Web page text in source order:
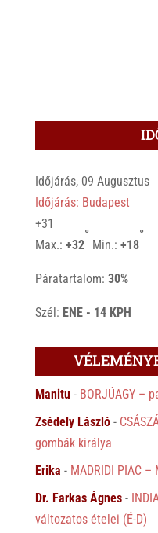
Időjárás, 09 Augusztus
Időjárás: Budapest
+31
Max.: +32
°
Min.: +18
°
Páratartalom: 30%
Szél: ENE - 14 KPH
Manitu- BORJÚAGY –
Zsédely László-
gombák királya
Erika - MADRIDI PIAC
Dr. Farkas Ágnes-
változatos ételei (É-D)